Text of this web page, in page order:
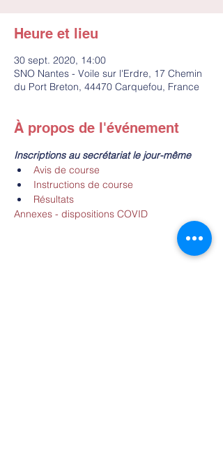
Heure et lieu
30 sept. 2020, 14:00
SNO Nantes - Voile sur l'Erdre, 17 Chemin
du Port Breton, 44470 Carquefou, France
À propos de l'événement
Inscriptions au secrétariat le jour-même
Avis de course
Instructions de course
Résultats
Annexes - dispositions COVID